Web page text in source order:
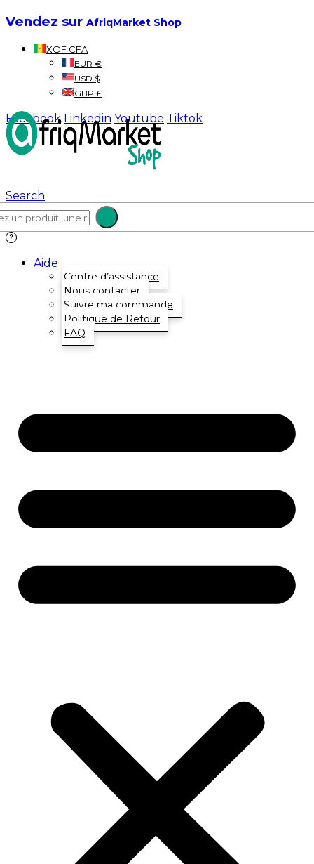
Vendez sur AfriqMarket Shop
XOF CFA
EUR €
USD $
GBP £
Facebook Linkedin Youtube Tiktok
Search
Aide
Centre d’assistance
Nous contacter
Suivre ma commande
Politique de Retour
FAQ